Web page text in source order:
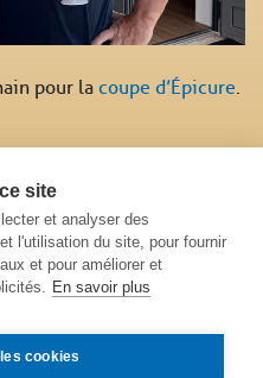
pour la coupe d’Épicure.
club commence !
contents de se retrouver !
site
et analyser des
l'utilisation du site, pour fournir
et pour améliorer et
En savoir plus
cookies